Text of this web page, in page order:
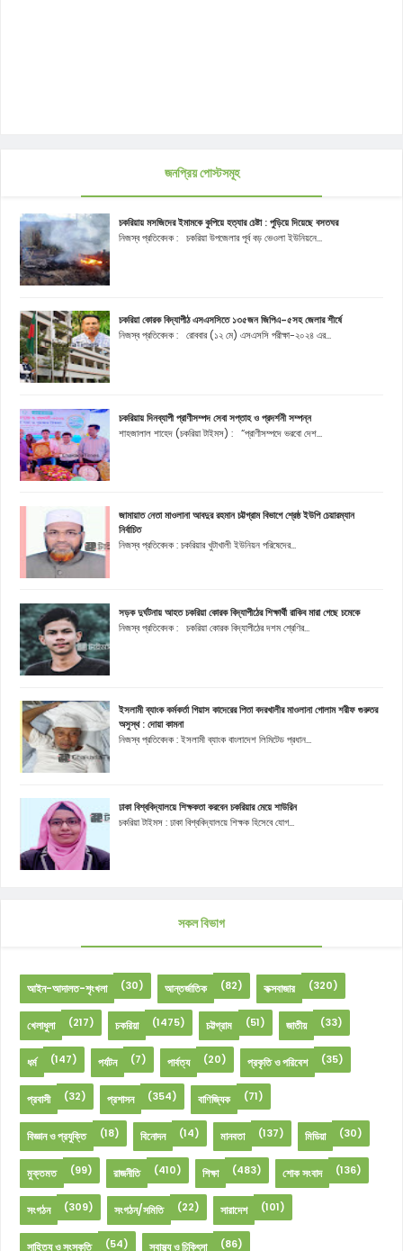
জনপ্রিয় পোস্টসমূহ
চকরিয়ায় মসজিদের ইমামকে কুপিয়ে হত্যার চেষ্টা : পুড়িয়ে দিয়েছে বসতঘর
নিজস্ব প্রতিবেদক : চকরিয়া উপজেলার পূর্ব বড় ভেওলা ইউনিয়নে...
চকরিয়া কোরক বিদ্যাপীঠ এসএসসিতে ১৩৫জন জিপিএ-৫সহ জেলার শীর্ষে
নিজস্ব প্রতিবেদক : রোববার (১২ মে) এসএসসি পরীক্ষা-২০২৪ এর...
চকরিয়ায় দিনব্যাপী প্রাণীসম্পদ সেবা সপ্তাহ ও প্রদর্শনী সম্পন্ন
শাহজালাল শাহেদ (চকরিয়া টাইমস) : “প্রাণীসম্পদে ভরবো দেশ...
জামায়াত নেতা মাওলানা আবদুর রহমান চট্টগ্রাম বিভাগে শ্রেষ্ঠ ইউপি চেয়ারম্যান
নির্বাচিত
নিজস্ব প্রতিবেদক : চকরিয়ার খুটাখালী ইউনিয়ন পরিষেদের...
সড়ক দুর্ঘটনায় আহত চকরিয়া কোরক বিদ্যাপীঠের শিক্ষার্থী রাকিব মারা গেছে চমেকে
নিজস্ব প্রতিবেদক : চকরিয়া কোরক বিদ্যাপীঠের দশম শ্রেণির...
ইসলামী ব্যাংক কর্মকর্তা গিয়াস কাদেরের পিতা বদরখালীর মাওলানা গোলাম শরীফ গুরুতর
অসুস্থ : দোয়া কামনা
নিজস্ব প্রতিবেদক : ইসলামী ব্যাংক বাংলাদেশ লিমিটেড প্রধান...
ঢাকা বিশ্ববিদ্যালয়ে শিক্ষকতা করবেন চকরিয়ার মেয়ে শাউরিন
চকরিয়া টাইমস : ঢাকা বিশ্ববিদ্যালয়ে শিক্ষক হিসেবে যোগ...
সকল বিভাগ
আইন-আদালত-শৃংখলা (30) আন্তর্জাতিক (82) কক্সবাজার (320)
খেলাধুলা (217) চকরিয়া (1475) চট্টগ্রাম (51) জাতীয় (33)
ধর্ম (147) পর্যটন (7) পার্বত্য (20) প্রকৃতি ও পরিবেশ (35)
প্রবাসী (32) প্রশাসন (354) বাণিজ্যিক (71)
বিজ্ঞান ও প্রযুক্তি (18) বিনোদন (14) মানবতা (137) মিডিয়া (30)
মুক্তমত (99) রাজনীতি (410) শিক্ষা (483) শোক সংবাদ (136)
সংগঠন (309) সংগঠন/সমিতি (22) সারাদেশ (101)
সাহিত্য ও সংস্কৃতি (54) স্বাস্থ্য ও চিকিৎসা (86)